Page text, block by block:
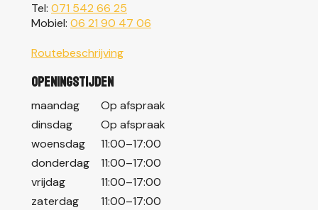
Tel: 071 542 66 25
Mobiel: 06 21 90 47 06
Routebeschrijving
Openingstijden
maandag
Op afspraak
dinsdag
Op afspraak
woensdag
11:00–17:00
donderdag
11:00–17:00
vrijdag
11:00–17:00
zaterdag
11:00–17:00